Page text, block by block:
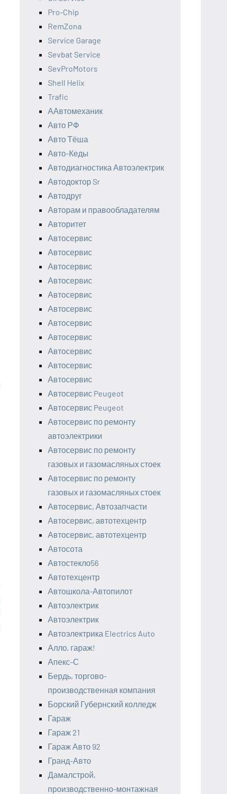
Pro-Chip
RemZona
Service Garage
Sevbat Service
SevProMotors
Shell Helix
Trafic
ААвтомеханик
Авто РФ
Авто Тёша
Авто-Кеды
Автодиагностика Автоэлектрик
Автодоктор Sr
Автодруг
Авторам и правообладателям
Авторитет
Автосервис
Автосервис
Автосервис
Автосервис
Автосервис
Автосервис
Автосервис
Автосервис
Автосервис
Автосервис
Автосервис
Автосервис Peugeot
Автосервис Peugeot
Автосервис по ремонту
автоэлектрики
Автосервис по ремонту
газовых и газомасляных стоек
Автосервис по ремонту
газовых и газомасляных стоек
Автосервис, Автозапчасти
Автосервис, автотехцентр
Автосервис, автотехцентр
Автосота
Автостекло56
Автотехцентр
Автошкола-Автопилот
Автоэлектрик
Автоэлектрик
Автоэлектрика Electrics Auto
Алло, гараж!
Апекс-С
Бердь, торгово-
производственная компания
Борский Губернский колледж
Гараж
Гараж 21
Гараж Авто 92
Гранд-Авто
Дамалстрой,
производственно-монтажная